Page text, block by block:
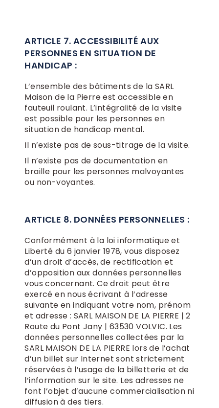
ARTICLE 7. ACCESSIBILITÉ AUX
PERSONNES EN SITUATION DE
HANDICAP :
L’ensemble des bâtiments de la SARL
Maison de la Pierre est accessible en
fauteuil roulant. L’intégralité de la visite
est possible pour les personnes en
situation de handicap mental.
Il n’existe pas de sous-titrage de la visite.
Il n’existe pas de documentation en
braille pour les personnes malvoyantes
ou non-voyantes.
ARTICLE 8. DONNÉES PERSONNELLES :
Conformément à la loi informatique et
Liberté du 6 janvier 1978, vous disposez
d’un droit d’accès, de rectification et
d’opposition aux données personnelles
vous concernant. Ce droit peut être
exercé en nous écrivant à l’adresse
suivante en indiquant votre nom, prénom
et adresse : SARL MAISON DE LA PIERRE | 2
Route du Pont Jany | 63530 VOLVIC. Les
données personnelles collectées par la
SARL MAISON DE LA PIERRE lors de l’achat
d’un billet sur Internet sont strictement
réservées à l’usage de la billetterie et de
l’information sur le site. Les adresses ne
font l’objet d’aucune commercialisation ni
diffusion à des tiers.